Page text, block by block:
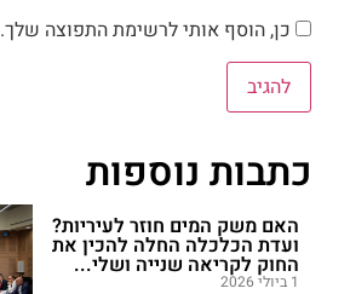
כן, הוסף אותי לרשימת התפוצה שלך.
כתבות נוספות
האם משק המים חוזר לעיריות?
ועדת הכלכלה החלה להכין את
החוק לקריאה שנייה ושלי...
1 ביולי 2026